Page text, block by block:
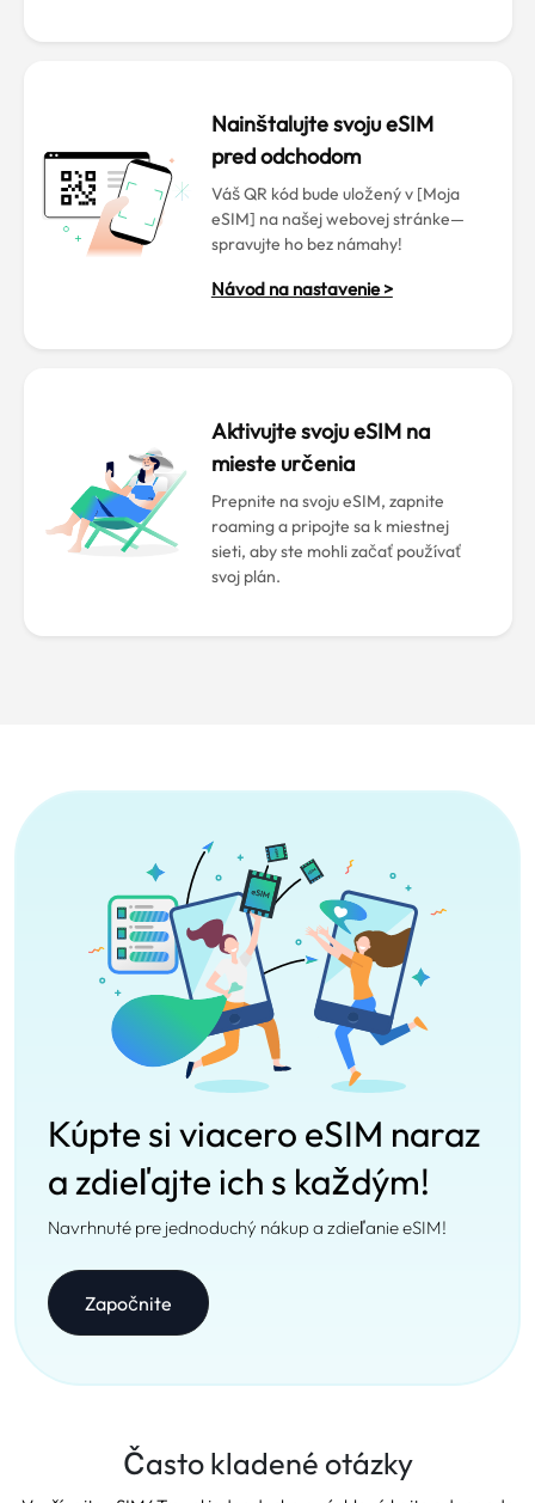
Nainštalujte svoju eSIM
pred odchodom
Váš QR kód bude uložený v [Moja
eSIM] na našej webovej stránke—
spravujte ho bez námahy!
Návod na nastavenie >
Aktivujte svoju eSIM na
mieste určenia
Prepnite na svoju eSIM, zapnite
roaming a pripojte sa k miestnej
sieti, aby ste mohli začať používať
svoj plán.
Kúpte si viacero eSIM naraz
a zdieľajte ich s každým!
Navrhnuté pre jednoduchý nákup a zdieľanie eSIM!
Započnite
Často kladené otázky